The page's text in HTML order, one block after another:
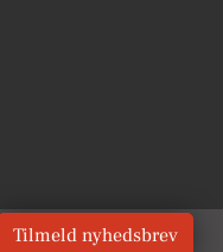
Tilmeld nyhedsbrev